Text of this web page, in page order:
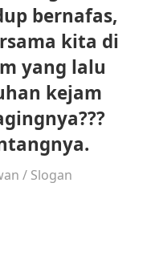
bernafas,
kita di
yang lalu
kejam
/ Slogan